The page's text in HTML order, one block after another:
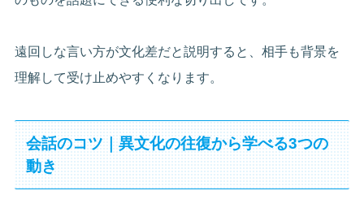
遠回しな言い方が文化差だと説明すると、相手も背景を
理解して受け止めやすくなります。
会話のコツ｜異文化の往復から学べる3つの
動き